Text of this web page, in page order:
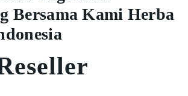
Bersama Kami Herba